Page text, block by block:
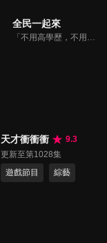
全民一起來
「不用高學歷，不用會答題，全民一起來，獎金拿不完！」《全民一起來》是一檔結合手機遊戲的大型現場直播益智節目，「記憶、觀察、反應、平衡、敏捷...」，多道關卡考驗挑戰者的多元智能及體能，見證藝人明星各項不可思議的挑戰。
天才衝衝衝
9.3
更新至第1028集
遊戲節目
綜藝